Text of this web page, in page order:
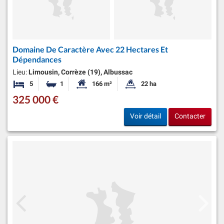
Domaine De Caractère Avec 22 Hectares Et
Dépendances
Lieu: Limousin, Corrèze (19), Albussac
5 Chambres1 Salle de bainSurface habitable:
166 m² Superficie du terrain:
22 ha
325 000 €
Voir détail Contacter